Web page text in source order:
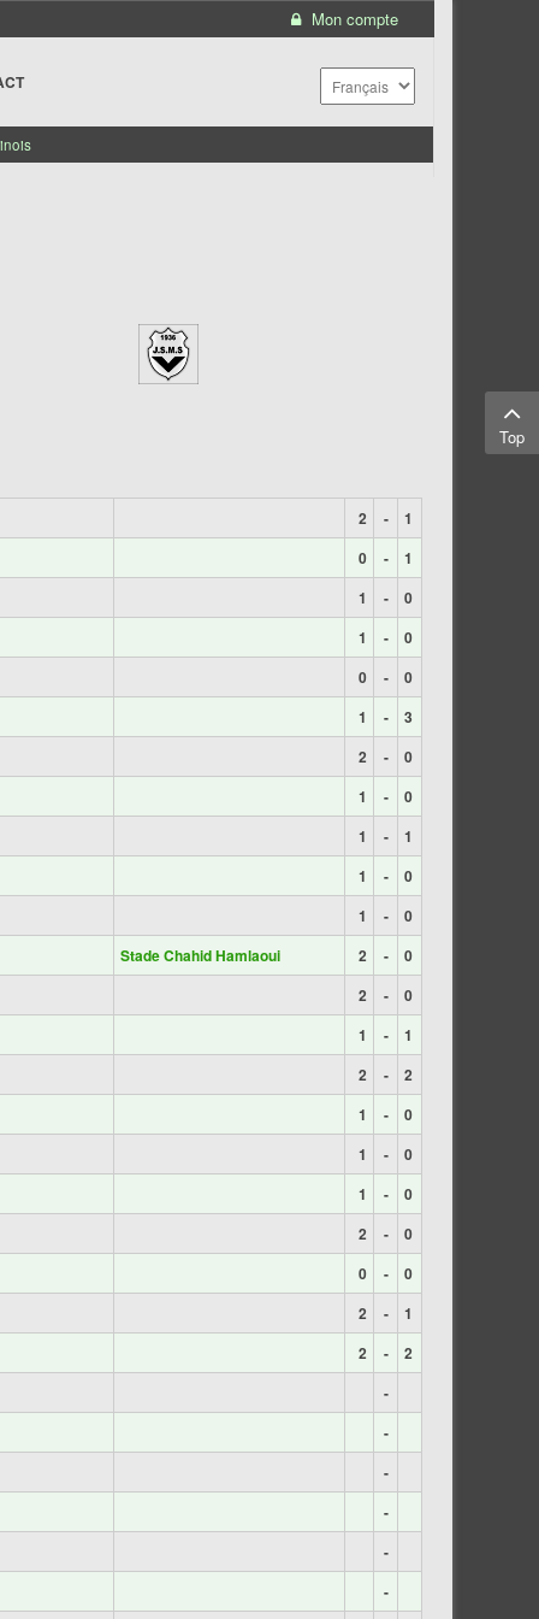
Mon compte
2 -
1
0
-
1
1
-
0
1
-
0
0
-
0
1
-
3
2
-
0
1
-
0
1
-
1
1
-
0
1
-
0
Stade Chahid Hamlaoui
2 -
0
2
-
0
1
-
1
2
-
2
1
-
0
1
-
0
1
-
0
2
-
0
0
-
0
2
-
1
2
-
2
-
-
-
-
-
-
Top